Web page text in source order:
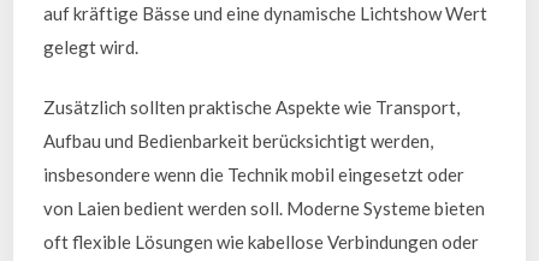
auf kräftige Bässe und eine dynamische Lichtshow Wert
gelegt wird.
Zusätzlich sollten praktische Aspekte wie Transport,
Aufbau und Bedienbarkeit berücksichtigt werden,
insbesondere wenn die Technik mobil eingesetzt oder
von Laien bedient werden soll. Moderne Systeme bieten
oft flexible Lösungen wie kabellose Verbindungen oder